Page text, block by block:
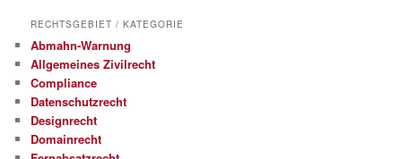
RECHTSGEBIET / KATEGORIE
Abmahn-Warnung
Allgemeines Zivilrecht
Compliance
Datenschutzrecht
Designrecht
Domainrecht